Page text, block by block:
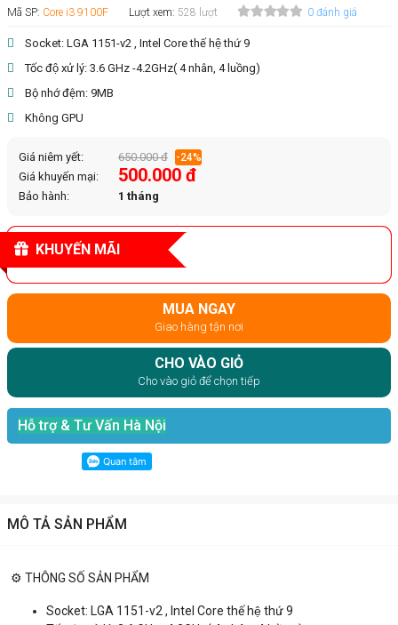
Mã SP: Core i3 9100F Lượt xem: 528 lượt 0 đánh giá
Socket: LGA 1151-v2 , Intel Core thế hệ thứ 9
Tốc độ xử lý: 3.6 GHz -4.2GHz( 4 nhân, 4 luồng)
Bộ nhớ đệm: 9MB
Không GPU
Giá niêm yết: 650.000 đ -24%
Giá khuyến mại: 500.000 đ
Bảo hành: 1 tháng
KHUYẾN MÃI
MUA NGAY
Giao hàng tận nơi
CHO VÀO GIỎ
Cho vào giỏ để chọn tiếp
Hỗ trợ & Tư Vấn Hà Nội
MÔ TẢ SẢN PHẨM
⚙ THÔNG SỐ SẢN PHẨM
Socket: LGA 1151-v2 , Intel Core thế hệ thứ 9